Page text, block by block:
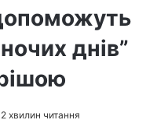
днів”
2 хвилин читання